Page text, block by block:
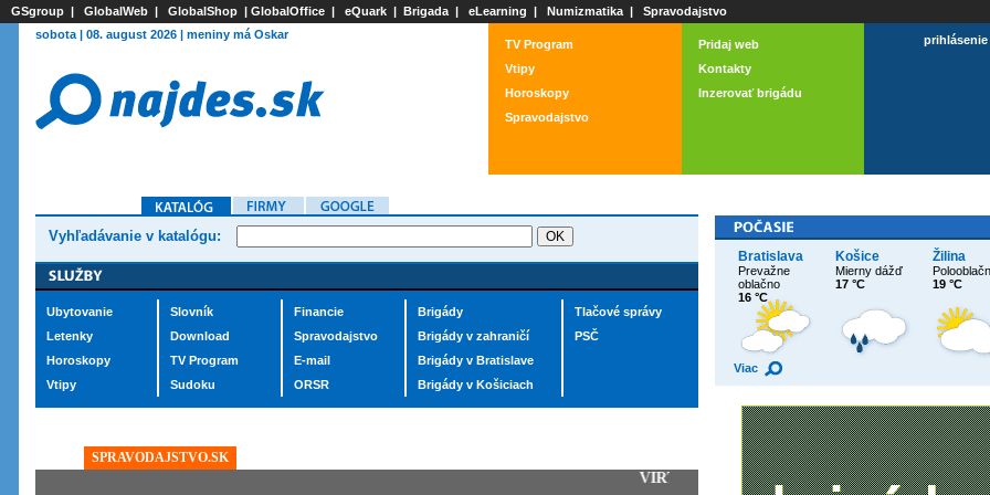
GSgroup | GlobalWeb | GlobalShop | GlobalOffice | eQuark | Brigada | eLearning | Numizmatika | Spravodajstvo
sobota | 08. august 2026 | meniny má Oskar
TV Program
Vtipy
Horoskopy
Spravodajstvo
Pridaj web
Kontakty
Inzerovať brigádu
prihlásenie
Vyhľadávanie v katalógu:
Ubytovanie
Letenky
Horoskopy
Vtipy
Slovník
Download
TV Program
Sudoku
Financie
Spravodajstvo
E-mail
ORSR
Brigády
Brigády v zahraničí
Brigády v Bratislave
Brigády v Košiciach
Tlačové správy
PSČ
Bratislava
Prevažne
oblačno
16 °C
Košice
Mierny dážď
17 °C
Žilina
19 °C
Viac